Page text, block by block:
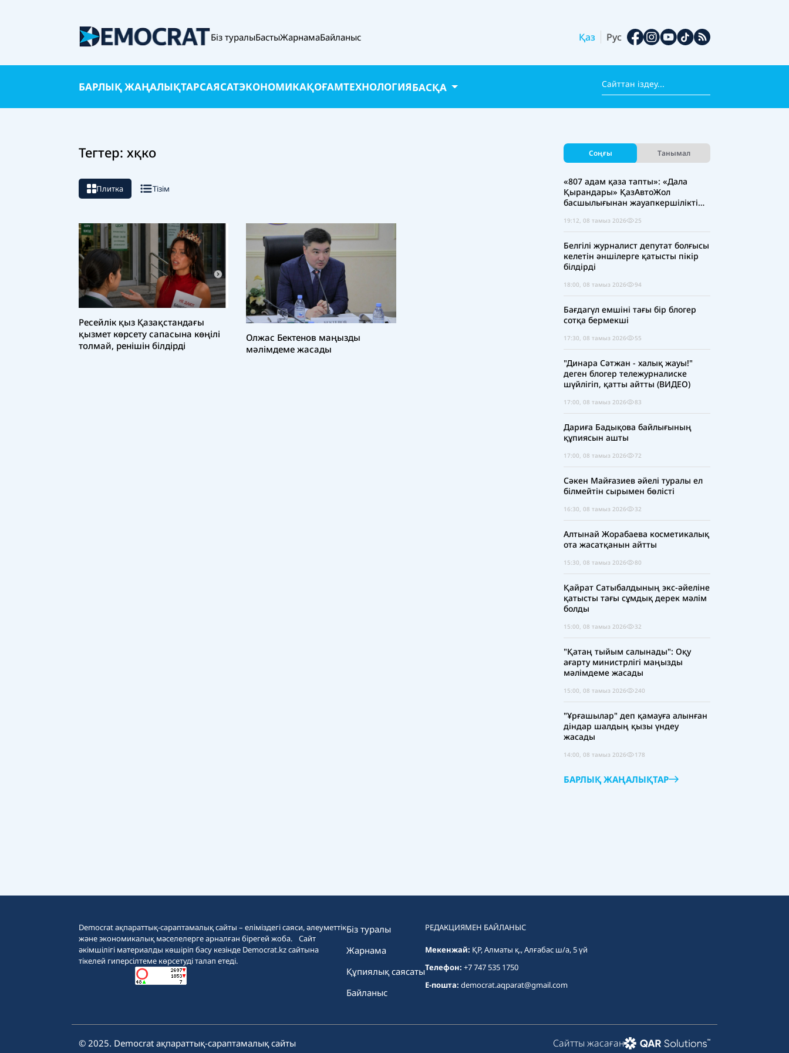
Біз туралыБастыЖарнамаБайланыс Қаз Рус
БАРЛЫҚ ЖАҢАЛЫҚТАРСАЯСАТЭКОНОМИКАҚОҒАМТЕХНОЛОГИЯБАСҚА
Тегтер: хқко
Плитка Тізім
Ресейлік қыз Қазақстандағы
қызмет көрсету сапасына көңілі
толмай, ренішін білдірді
Олжас Бектенов маңызды
мәлімдеме жасады
Соңғы Танымал
«807 адам қаза тапты»: «Дала
Қырандары» ҚазАвтоЖол
басшылығынан жауапкершілікті
19:12, 08 тамыз 2026 25
Белгілі журналист депутат болғысы
келетін әншілерге қатысты пікір
білдірді
18:00, 08 тамыз 2026 94
Бағдагүл емшіні тағы бір блогер
сотқа бермекші
17:30, 08 тамыз 2026 55
"Динара Сәтжан - халық жауы!"
деген блогер тележурналиске
шүйлігіп, қатты айтты (ВИДЕО)
17:00, 08 тамыз 2026 83
Дариға Бадықова байлығының
құпиясын ашты
17:00, 08 тамыз 2026 72
Сәкен Майғазиев әйелі туралы ел
білмейтін сырымен бөлісті
16:30, 08 тамыз 2026 32
Алтынай Жорабаева косметикалық
ота жасатқанын айтты
15:30, 08 тамыз 2026 80
Қайрат Сатыбалдының экс-әйеліне
қатысты тағы сұмдық дерек мәлім
болды
15:00, 08 тамыз 2026 32
"Қатаң тыйым салынады": Оқу
ағарту министрлігі маңызды
мәлімдеме жасады
15:00, 08 тамыз 2026 240
"Ұрғашылар" деп қамауға алынған
діндар шалдың қызы үндеу
жасады
14:00, 08 тамыз 2026 178
БАРЛЫҚ ЖАҢАЛЫҚТАР
Democrat ақпараттық-сараптамалық сайты – еліміздегі саяси, әлеуметтік
және экономикалық мәселелерге арналған бірегей жоба. Сайт
әкімшілігі материалды көшіріп басу кезінде Democrat.kz сайтына
тікелей гиперсілтеме көрсетуді талап етеді.
Біз туралы
Жарнама
Құпиялық саясаты
Байланыс
РЕДАКЦИЯМЕН БАЙЛАНЫС
Мекенжай: ҚР, Алматы қ., Алғабас ш/а, 5 үй
Телефон: +7 747 535 1750
E-пошта: democrat.aqparat@gmail.com
© 2025. Democrat ақпараттық-сараптамалық сайты Сайтты жасаған